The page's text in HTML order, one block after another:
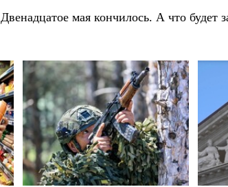
Двенадцатое мая кончилось. А что будет